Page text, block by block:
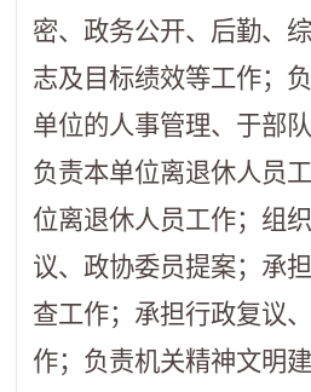
密、政务公开、后勤、
志及目标绩效等工作；
单位的人事管理、于部
负责本单位离退休人员
位离退休人员工作；组
议、政协委员提案；承
查工作；承担行政复议
作；负责机关精神文明